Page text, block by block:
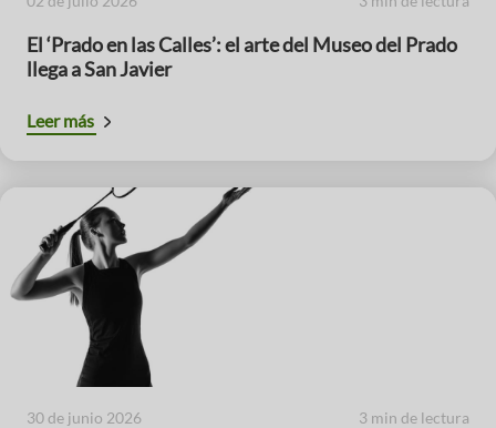
El ‘Prado en las Calles’: el arte del Museo del Prado
llega a San Javier
Leer más
30 de junio 2026 3 min de lectura